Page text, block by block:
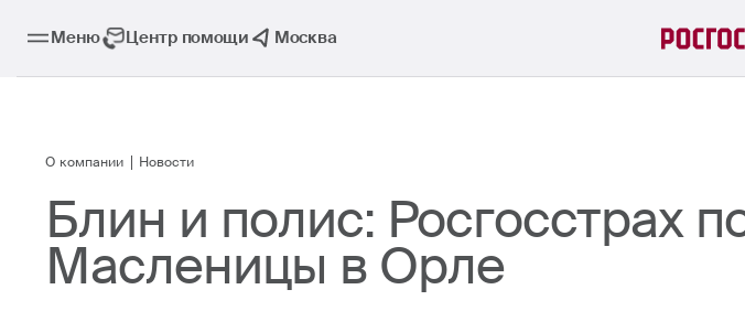
Меню Центр помощи Москва
О компании Новости
Блин и полис: Росгосстрах
Масленицы в Орле